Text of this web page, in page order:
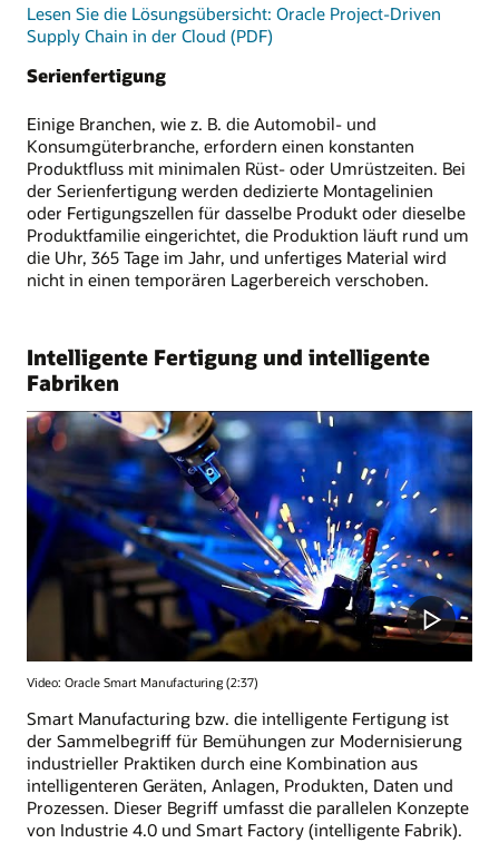
Lesen Sie die Lösungsübersicht: Oracle Project-Driven
Supply Chain in der Cloud (PDF)
Serienfertigung
Einige Branchen, wie z. B. die Automobil- und
Konsumgüterbranche, erfordern einen konstanten
Produktfluss mit minimalen Rüst- oder Umrüstzeiten. Bei
der Serienfertigung werden dedizierte Montagelinien
oder Fertigungszellen für dasselbe Produkt oder dieselbe
Produktfamilie eingerichtet, die Produktion läuft rund um
die Uhr, 365 Tage im Jahr, und unfertiges Material wird
nicht in einen temporären Lagerbereich verschoben.
Intelligente Fertigung und intelligente
Fabriken
Video: Oracle Smart Manufacturing (2:37)
Smart Manufacturing bzw. die intelligente Fertigung ist
der Sammelbegriff für Bemühungen zur Modernisierung
industrieller Praktiken durch eine Kombination aus
intelligenteren Geräten, Anlagen, Produkten, Daten und
Prozessen. Dieser Begriff umfasst die parallelen Konzepte
von Industrie 4.0 und Smart Factory (intelligente Fabrik).